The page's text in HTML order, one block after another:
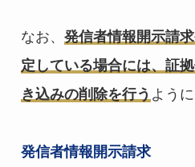
なお、発信者情報開示請
定している場合には、証
き込みの削除を行う よう
発信者情報開示請求